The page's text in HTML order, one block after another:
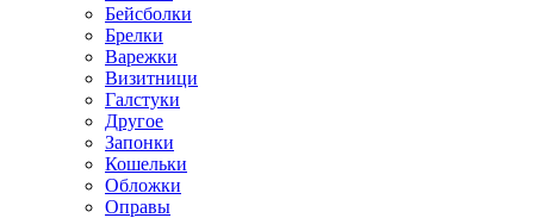
Бейсболки
Брелки
Варежки
Визитници
Галстуки
Другое
Запонки
Кошельки
Обложки
Оправы